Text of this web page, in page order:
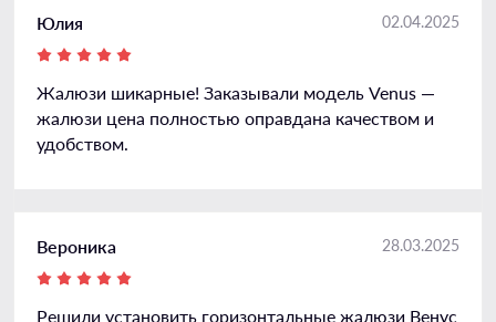
Юлия 02.04.2025
Жалюзи шикарные! Заказывали модель Venus —
жалюзи цена полностью оправдана качеством и
удобством.
Вероника 28.03.2025
Решили установить горизонтальные жалюзи Венус